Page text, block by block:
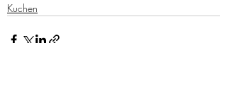
Kuchen